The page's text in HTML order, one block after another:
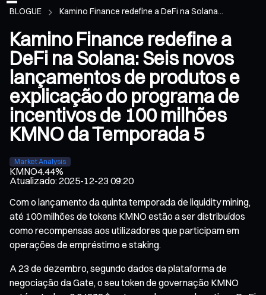
BLOGUE Kamino Finance redefine a DeFi na Solana...
Kamino Finance redefine a
DeFi na Solana: Seis novos
lançamentos de produtos e
explicação do programa de
incentivos de 100 milhões
KMNO da Temporada 5
Market Analysis
KMNO4.44%
Atualizado:2025-12-23 09:20
Com o lançamento da quinta temporada de liquidity mining,
até 100 milhões de tokens KMNO estão a ser distribuídos
como recompensas aos utilizadores que participam em
operações de empréstimo e staking.
A 23 de dezembro, segundo dados da plataforma de
negociação da Gate, o seu token de governação KMNO